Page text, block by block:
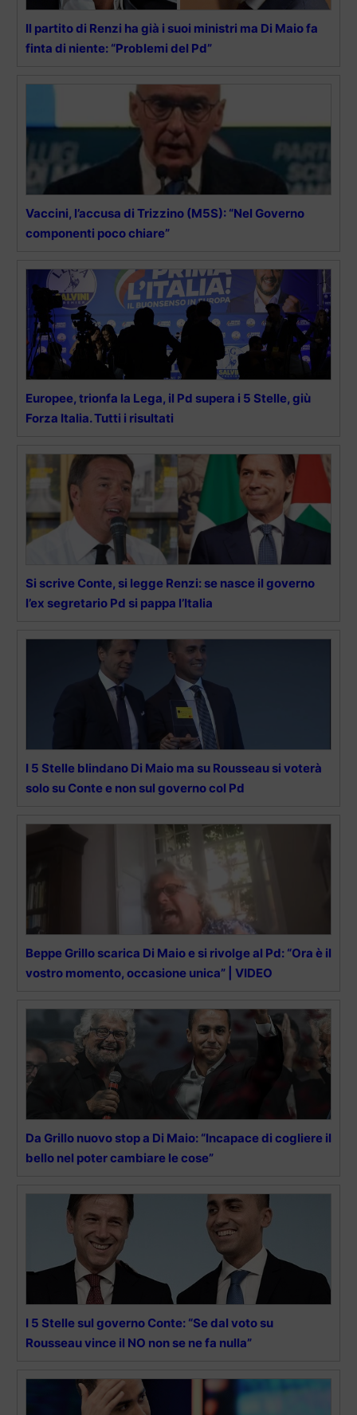
Il partito di Renzi ha già i suoi ministri ma Di Maio fa
finta di niente: “Problemi del Pd”
Vaccini, l’accusa di Trizzino (M5S): “Nel Governo
componenti poco chiare”
Europee, trionfa la Lega, il Pd supera i 5 Stelle, giù
Forza Italia. Tutti i risultati
Si scrive Conte, si legge Renzi: se nasce il governo
l’ex segretario Pd si pappa l’Italia
I 5 Stelle blindano Di Maio ma su Rousseau si voterà
solo su Conte e non sul governo col Pd
Beppe Grillo scarica Di Maio e si rivolge al Pd: “Ora è il
vostro momento, occasione unica” | VIDEO
Da Grillo nuovo stop a Di Maio: “Incapace di cogliere il
bello nel poter cambiare le cose”
I 5 Stelle sul governo Conte: “Se dal voto su
Rousseau vince il NO non se ne fa nulla”